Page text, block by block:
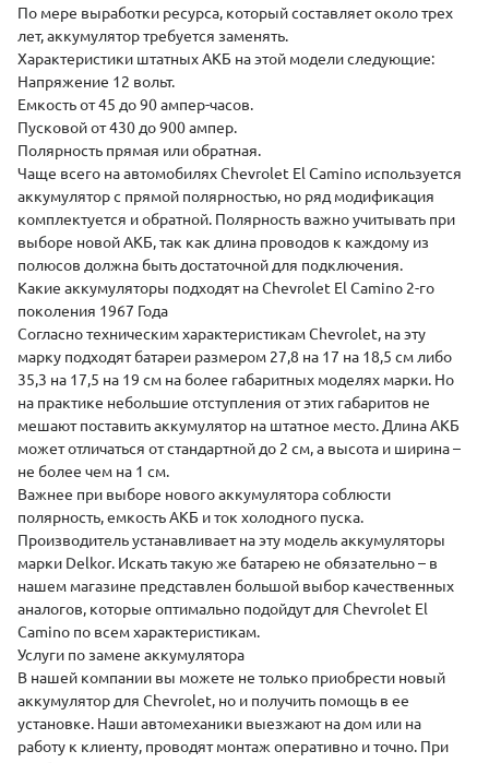
По мере выработки ресурса, который составляет около трех
лет, аккумулятор требуется заменять.
Характеристики штатных АКБ на этой модели следующие:
Напряжение 12 вольт.
Емкость от 45 до 90 ампер-часов.
Пусковой от 430 до 900 ампер.
Полярность прямая илиобратная.
Чаще всего на автомобилях Chevrolet El Camino используется
аккумулятор с прямой полярностью, но ряд модификация
комплектуется и обратной. Полярность важно учитывать при
выборе новой АКБ, так как длина проводов к каждому из
полюсов должна быть достаточной для подключения.
Какие аккумуляторы подходят на Chevrolet El Camino 2-го
поколения 1967 Года
Согласно техническим характеристикам Chevrolet, на эту
марку подходят батареи размером 27,8 на 17 на 18,5 см либо
35,3 на 17,5 на 19 см на более габаритных моделях марки. Но
на практике небольшие отступления от этих габаритов не
мешают поставить аккумулятор на штатное место. Длина АКБ
может отличаться от стандартной до 2 см, а высота и ширина –
не более чем на 1 см.
Важнее при выборе нового аккумулятора соблюсти
полярность, емкость АКБ и ток холодного пуска.
Производитель устанавливает на эту модель аккумуляторы
марки Delkor. Искать такую же батарею не обязательно – в
нашем магазине представлен большой выбор качественных
аналогов, которые оптимально подойдут для Chevrolet El
Camino по всем характеристикам.
Услуги по замене аккумулятора
В нашей компании вы можете не только приобрести новый
аккумулятор для Chevrolet, но и получить помощь в ее
установке. Наши автомеханики выезжают на дом или на
работу к клиенту, проводят монтаж оперативно и точно. При